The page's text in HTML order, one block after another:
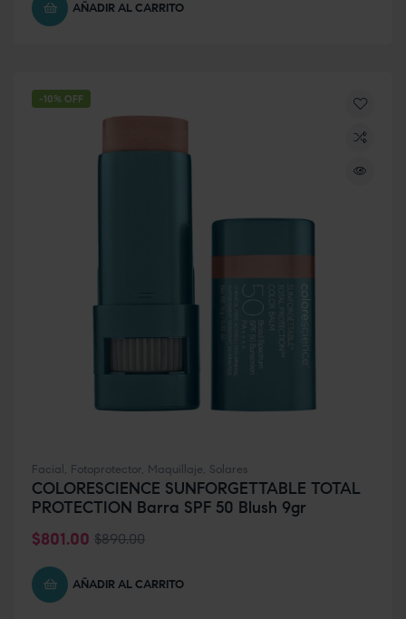
AÑADIR AL CARRITO
-10% OFF
Facial, Fotoprotector, Maquillaje, Solares
COLORESCIENCE SUNFORGETTABLE TOTAL
PROTECTION Barra SPF 50 Blush 9gr
$890.00
$801.00
AÑADIR AL CARRITO